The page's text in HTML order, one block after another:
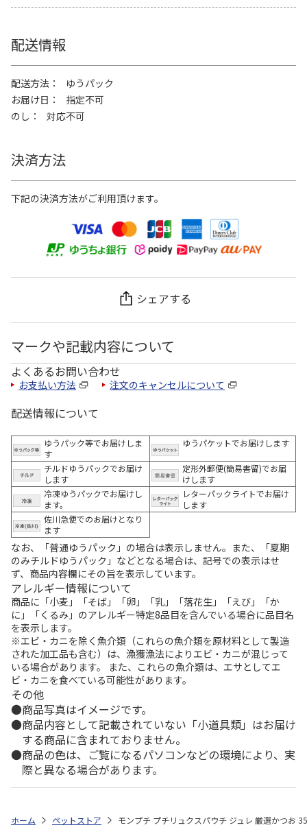
配送情報
配送方法
ゆうパック
お届け日
指定不可
のし
対応不可
決済方法
下記の決済方法がご利用頂けます。
シェアする
マークや記載内容について
よくあるお問い合わせ
お支払い方法 注文のキャンセルについて
配送情報について
ゆうパック等でお届けしま
す
ゆうパケットでお届けします
チルドゆうパックでお届け
します
定形外郵便(簡易書留)でお届
けします
冷凍ゆうパックでお届けし
ます。
レターパックライトでお届け
します
佐川急便でのお届けとなり
ます
なお、「普通ゆうパック」の場合は表示しません。また、「夏期
のみチルドゆうパック」などとなる場合は、記号での表示はせ
ず、商品内容欄にその旨を表示しています。
アレルギー情報について
商品に「小麦」「そば」「卵」「乳」「落花生」「えび」「か
に」「くるみ」のアレルギー特定8品目を含んでいる場合に品目名
を表示します。
※エビ・カニを除く魚介類（これらの魚介類を原材料として製造
された加工品も含む）は、漁獲漁法によりエビ・カニが混じって
いる場合があります。 また、これらの魚介類は、エサとしてエ
ビ・カニを食べている可能性があります。
その他
商品写真はイメージです。
商品内容として記載されていない「小道具類」はお届け
する商品に含まれておりません。
商品の色は、ご覧になるパソコンなどの環境により、実
際と異なる場合があります。
ホーム ペットストア モンプチ プチリュクスパウチ ジュレ 厳選かつお